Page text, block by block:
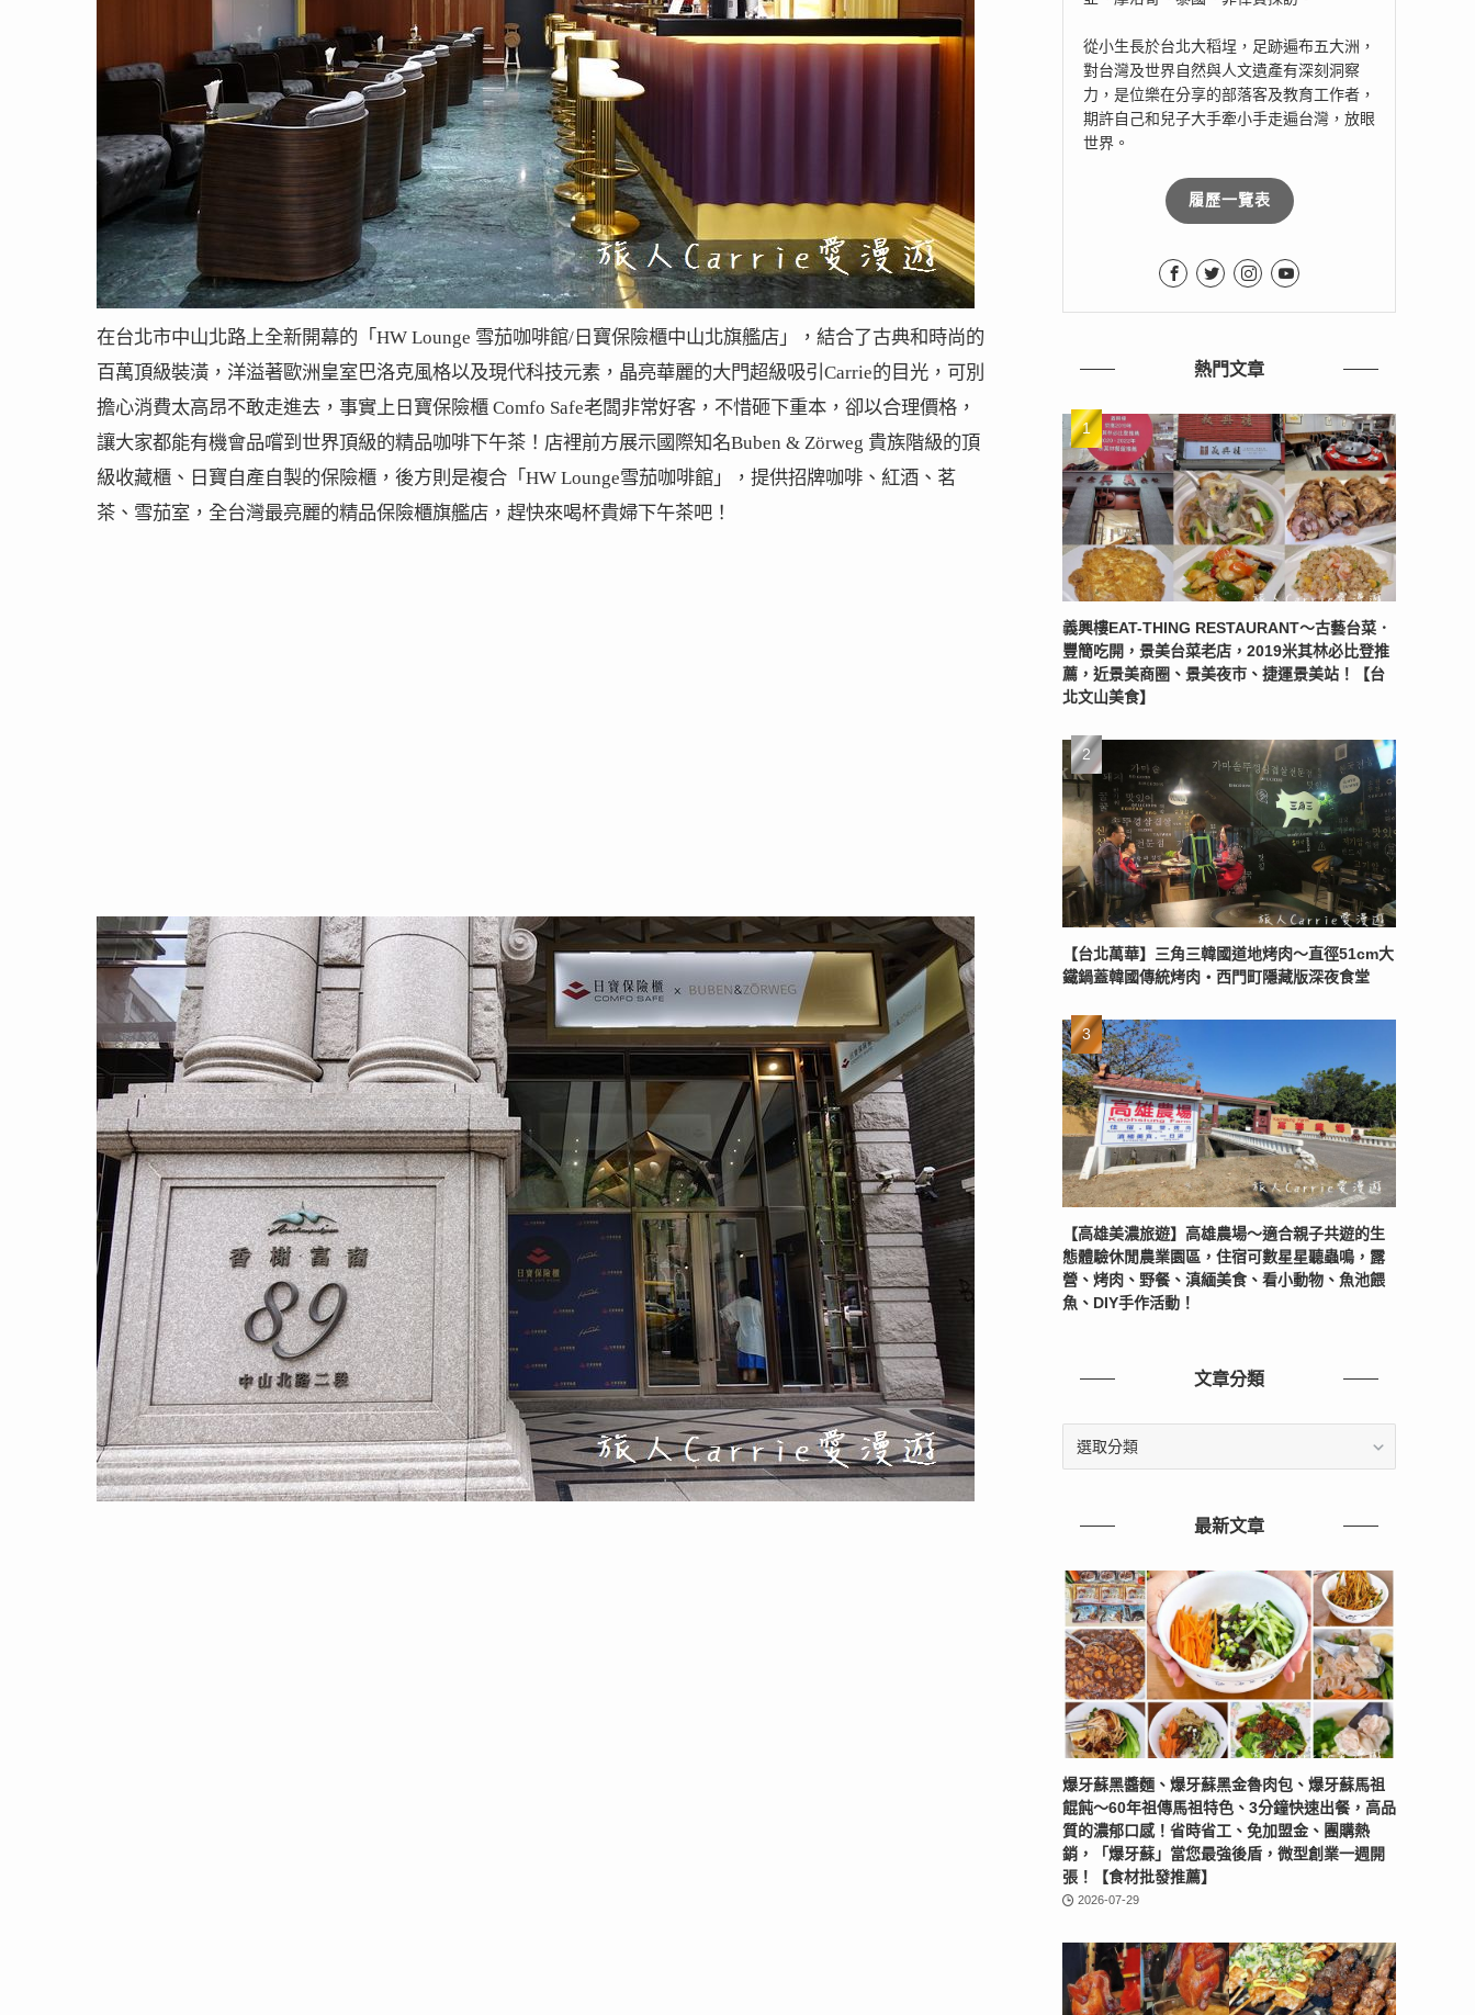
在台北市中山北路上全新開幕的「HW Lounge 雪茄咖啡館/日寶保險櫃中山北旗艦店」，結合了古典和時尚的
百萬頂級裝潢，洋溢著歐洲皇室巴洛克風格以及現代科技元素，晶亮華麗的大門超級吸引Carrie的目光，可別
擔心消費太高昂不敢走進去，事實上日寶保險櫃 Comfo Safe老闆非常好客，不惜砸下重本，卻以合理價格，
讓大家都能有機會品嚐到世界頂級的精品咖啡下午茶！店裡前方展示國際知名Buben & Zörweg 貴族階級的頂
級收藏櫃、日寶自產自製的保險櫃，後方則是複合「HW Lounge雪茄咖啡館」，提供招牌咖啡、紅酒、茗
茶、雪茄室，全台灣最亮麗的精品保險櫃旗艦店，趕快來喝杯貴婦下午茶吧！
從小生長於台北大稻埕，足跡遍布五大洲，
對台灣及世界自然與人文遺產有深刻洞察
力，是位樂在分享的部落客及教育工作者，
期許自己和兒子大手牽小手走遍台灣，放眼
世界。
履歷一覽表
熱門文章
義興樓EAT-THING RESTAURANT〜古藝台菜．
豐簡吃開，景美台菜老店，2019米其林必比登推
薦，近景美商圈、景美夜市、捷運景美站！【台
北文山美食】
【台北萬華】三角三韓國道地烤肉～直徑51cm大
鐵鍋蓋韓國傳統烤肉‧西門町隱藏版深夜食堂
【高雄美濃旅遊】高雄農場〜適合親子共遊的生
態體驗休閒農業園區，住宿可數星星聽蟲鳴，露
營、烤肉、野餐、滇緬美食、看小動物、魚池餵
魚、DIY手作活動！
文章分類
最新文章
爆牙蘇黑醬麵、爆牙蘇黑金魯肉包、爆牙蘇馬祖
餛飩～60年祖傳馬祖特色、3分鐘快速出餐，高品
質的濃郁口感！省時省工、免加盟金、團購熱
銷，「爆牙蘇」當您最強後盾，微型創業一週開
張！【食材批發推薦】
2026-07-29